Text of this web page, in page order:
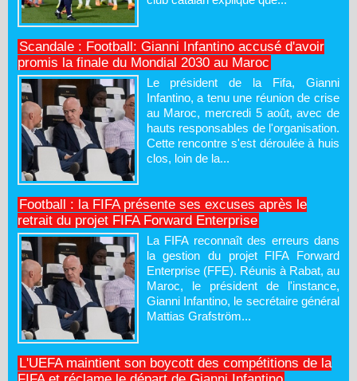
Scandale : Football: Gianni Infantino accusé d'avoir
promis la finale du Mondial 2030 au Maroc
Le président de la Fifa, Gianni
Infantino, a tenu une réunion de crise
au Maroc, mercredi 5 août, avec de
hauts responsables de l'organisation.
Cette rencontre s'est déroulée à huis
clos, loin de la...
Football : la FIFA présente ses excuses après le
retrait du projet FIFA Forward Enterprise
La FIFA reconnaît des erreurs dans
la gestion du projet FIFA Forward
Enterprise (FFE). Réunis à Rabat, au
Maroc, le président de l'instance,
Gianni Infantino, le secrétaire général
Mattias Grafström...
L'UEFA maintient son boycott des compétitions de la